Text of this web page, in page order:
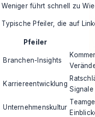
Weniger führt schnell zu
Typische Pfeiler, die auf
Pfeiler
Branchen-Insights
Karriereentwicklung
Signale
Unternehmenskultur